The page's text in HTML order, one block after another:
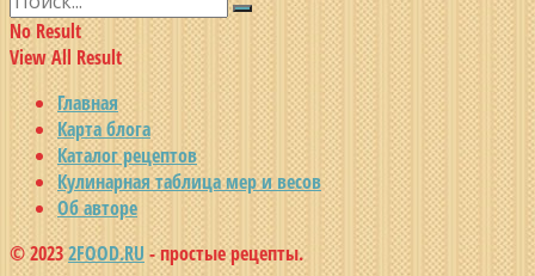
No Result
View All Result
Главная
Карта блога
Каталог рецептов
Кулинарная таблица мер и весов
Об авторе
© 20232FOOD.RU - простые рецепты.